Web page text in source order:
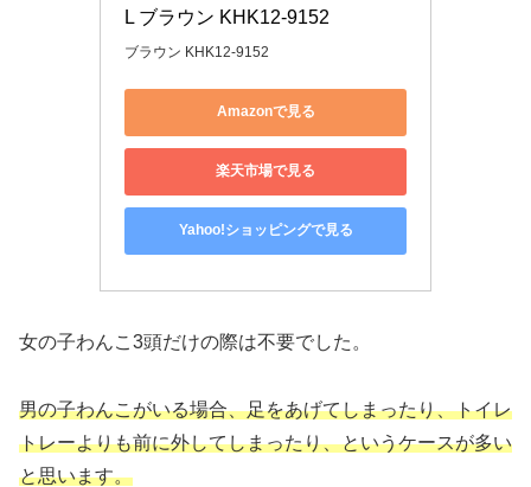
L ブラウン KHK12-9152
ブラウン KHK12-9152
Amazonで見る
楽天市場で見る
Yahoo!ショッピングで見る
女の子わんこ3頭だけの際は不要でした。
男の子わんこがいる場合、足をあげてしまったり、トイレ
トレーよりも前に外してしまったり、というケースが多い
と思います。